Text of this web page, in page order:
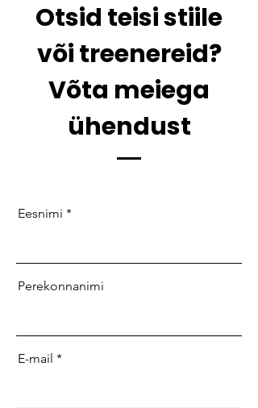
Otsid teisi stiile
või treenereid?
Võta meiega
ühendust
Eesnimi
Perekonnanimi
E-mail